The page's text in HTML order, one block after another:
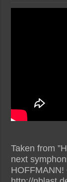
Taken from
next
HOFFMANN!